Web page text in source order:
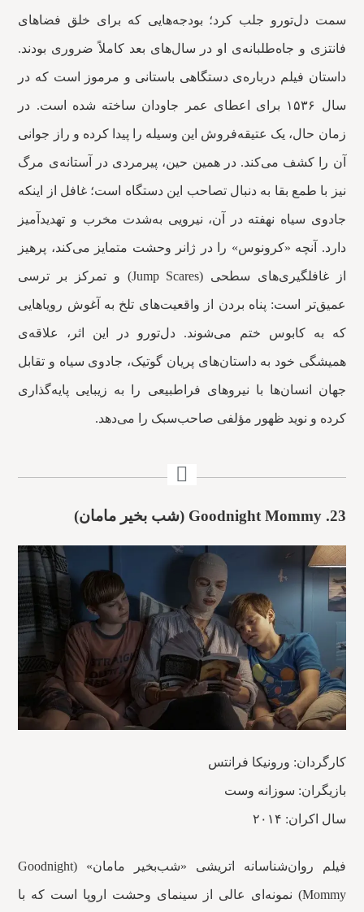
سمت دل‌تورو جلب کرد؛ بودجه‌هایی که برای خلق فضاهای
فانتزی و جاه‌طلبانه‌ی او در سال‌های بعد کاملاً ضروری بودند.
داستان فیلم درباره‌ی دستگاهی باستانی و مرموز است که در
سال ۱۵۳۶ برای اعطای عمر جاودان ساخته شده است. در
زمان حال، یک عتیقه‌فروش این وسیله را پیدا کرده و راز جوانی
آن را کشف می‌کند. در همین حین، پیرمردی در آستانه‌ی مرگ
نیز با طمع بقا به دنبال تصاحب این دستگاه است؛ غافل از اینکه
جادوی سیاه نهفته در آن، نیرویی به‌شدت مخرب و تهدیدآمیز
دارد. آنچه «کرونوس» را در ژانر وحشت متمایز می‌کند، پرهیز
از غافلگیری‌های سطحی (Jump Scares) و تمرکز بر ترسی
عمیق‌تر است: پناه بردن از واقعیت‌های تلخ به آغوش رویاهایی
که به کابوس ختم می‌شوند. دل‌تورو در این اثر، علاقه‌ی
همیشگی خود به داستان‌های پریان گوتیک، جادوی سیاه و تقابل
جهان انسان‌ها با نیروهای فراطبیعی را به زیبایی پایه‌گذاری
کرده و نوید ظهور مؤلفی صاحب‌سبک را می‌دهد.
23. Goodnight Mommy (شب بخیر مامان)
کارگردان: ورونیکا فرانتس
بازیگران: سوزانه وست
سال اکران: ۲۰۱۴
فیلم روان‌شناسانه اتریشی «شب‌بخیر مامان» (Goodnight
Mommy) نمونه‌ای عالی از سینمای وحشت اروپا است که با